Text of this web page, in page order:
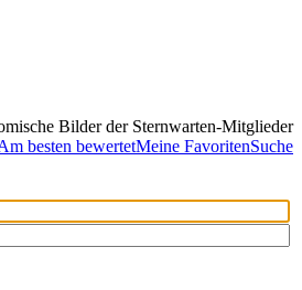
Bilder der Sternwarten-Mitglieder
besten bewertetMeine FavoritenSuche